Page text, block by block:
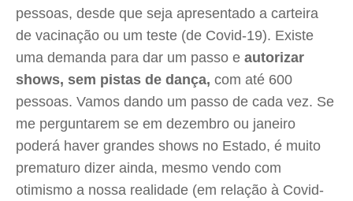
pessoas, desde que seja apresentado a carteira
de vacinação ou um teste (de Covid-19). Existe
uma demanda para dar um passo e autorizar
shows, sem pistas de dança, com até 600
pessoas. Vamos dando um passo de cada vez. Se
me perguntarem se em dezembro ou janeiro
poderá haver grandes shows no Estado, é muito
prematuro dizer ainda, mesmo vendo com
otimismo a nossa realidade (em relação à Covid-